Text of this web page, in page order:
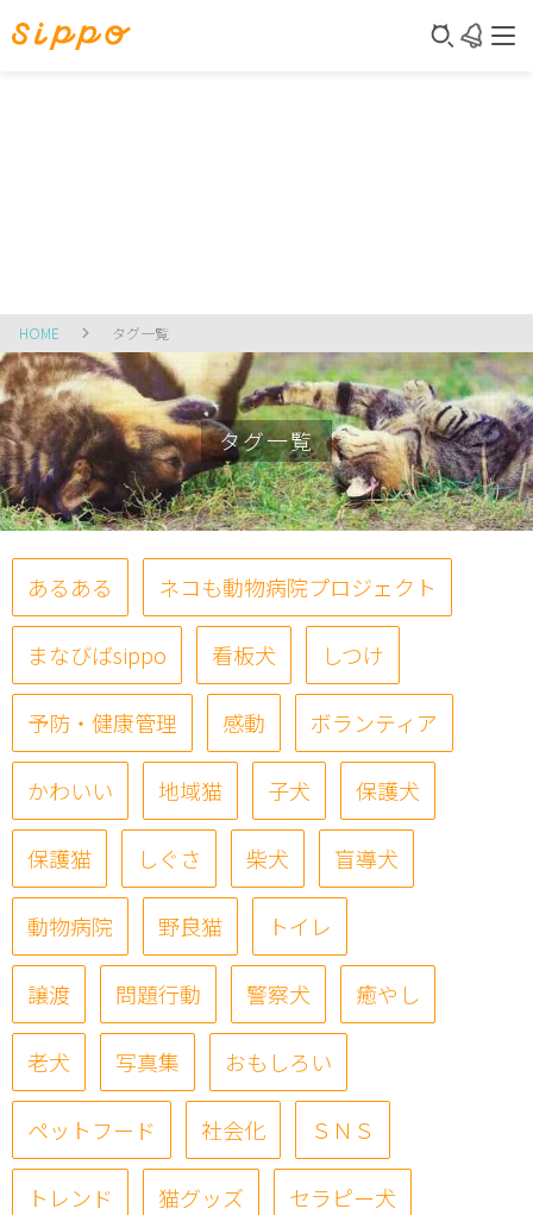
HOME タグ一覧
タグ一覧
あるある ネコも動物病院プロジェクト
まなびばsippo 看板犬 しつけ
予防・健康管理 感動 ボランティア
かわいい 地域猫 子犬 保護犬
保護猫 しぐさ 柴犬 盲導犬
動物病院 野良猫 トイレ
譲渡 問題行動 警察犬 癒やし
老犬 写真集 おもしろい
ペットフード 社会化 ＳＮＳ
トレンド 猫グッズ セラピー犬